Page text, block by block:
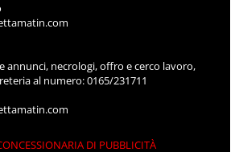
annunci, necrologi, offro e cerco lavoro,
al numero: 0165/231711
DI PUBBLICITÀ